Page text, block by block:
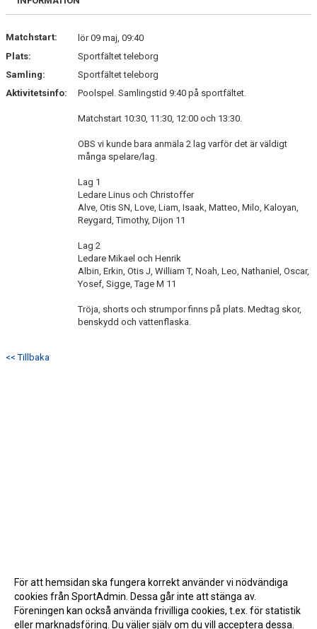
MEDLEM
DOKUMENT
FÖLJ OSS PÅ FACEBOOK
Matchstart:
lör 09 maj, 09:40
Plats:
Sportfältet teleborg
Samling:
Sportfältet teleborg
Aktivitetsinfo:
Poolspel. Samlingstid 9:40 på sportfältet.
Matchstart 10:30, 11:30, 12:00 och 13:30.
OBS vi kunde bara anmäla 2 lag varför det är väldigt
många spelare/lag.
Lag 1
Ledare Linus och Christoffer
Alve, Otis SN, Love, Liam, Isaak, Matteo, Milo, Kaloyan,
Reygard, Timothy, Dijon 11
Lag 2
Ledare Mikael och Henrik
Albin, Erkin, Otis J, William T, Noah, Leo, Nathaniel, Oscar,
Yosef, Sigge, Tage M 11
Tröja, shorts och strumpor finns på plats. Medtag skor,
benskydd och vattenflaska.
<< Tillbaka
För att hemsidan ska fungera korrekt använder vi nödvändiga
cookies från SportAdmin. Dessa går inte att stänga av.
Föreningen kan också använda frivilliga cookies, t.ex. för statistik
eller marknadsföring. Du väljer själv om du vill acceptera dessa.